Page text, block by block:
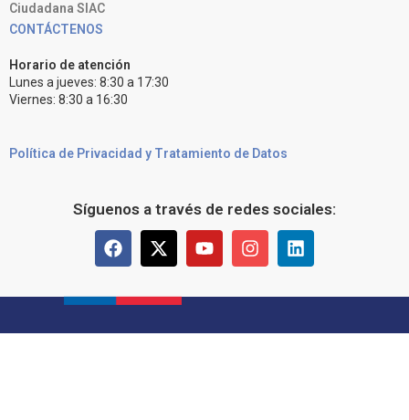
Ciudadana SIAC
CONTÁCTENOS
Horario de atención
Lunes a jueves: 8:30 a 17:30
Viernes: 8:30 a 16:30
Política de Privacidad y Tratamiento de Datos
Síguenos a través de redes sociales: